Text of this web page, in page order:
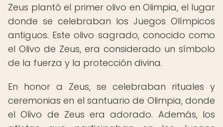
Zeus plantó el primer olivo en Olimpia, el lugar
donde se celebraban los Juegos Olímpicos
antiguos. Este olivo sagrado, conocido como
el Olivo de Zeus, era considerado un símbolo
de la fuerza y la protección divina.
En honor a Zeus, se celebraban rituales y
ceremonias en el santuario de Olimpia, donde
el Olivo de Zeus era adorado. Además, los